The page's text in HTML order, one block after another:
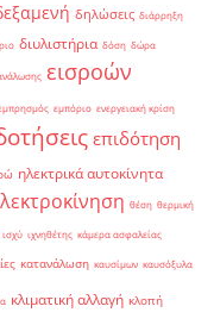
δηλώσεις διάρρηξη
διυλιστήρια δόση δώρα
εισροών
εμπόριο ενεργειακή κρίση
επιδότηση
ηλεκτρικά αυτοκίνητα
θέση θερμική
ισχύ ιχνηθέτης κάμερα ασφαλείας
κατανάλωση καυσίμων καυσόξυλα
κλιματική αλλαγή κλοπή